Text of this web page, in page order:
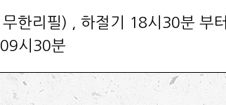
한리필) , 하절기 18시30분 부터
시30분